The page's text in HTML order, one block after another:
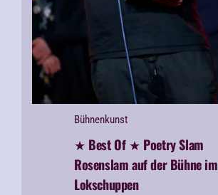
Bühnenkunst
★ Best Of ★ Poetry Slam
Rosenslam auf der Bühne im
Lokschuppen